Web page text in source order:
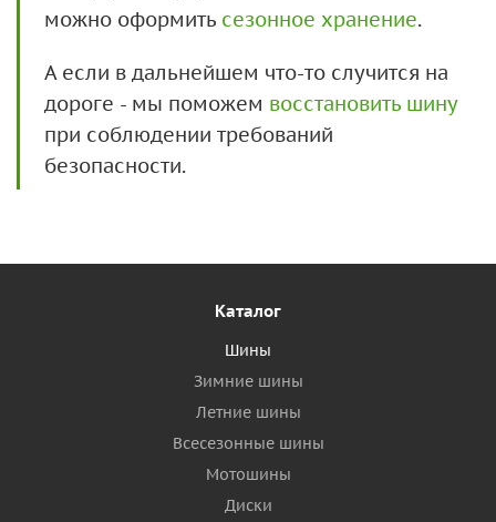
можно оформить сезонное хранение.
А если в дальнейшем что-то случится на
дороге - мы поможем восстановить шину
при соблюдении требований
безопасности.
Каталог
Шины
Зимние шины
Летние шины
Всесезонные шины
Мотошины
Диски